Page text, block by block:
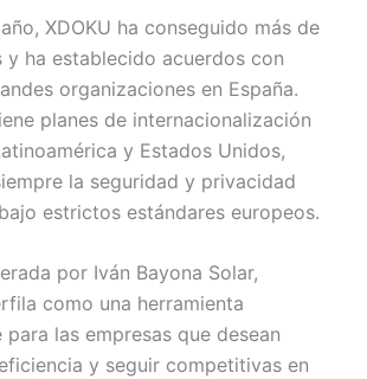
XDOKU ha conseguido más de
y ha establecido acuerdos con
organizaciones en España.
planes de internacionalización
y Estados Unidos,
la seguridad y privacidad
estrictos estándares europeos.
por Iván Bayona Solar,
como una herramienta
para las empresas que desean
y seguir competitivas en